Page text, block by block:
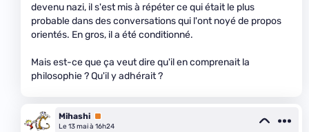
devenu nazi, il s'est mis à répéter ce qui était le plus
probable dans des conversations qui l'ont noyé de propos
orientés. En gros, il a été conditionné.
Mais est-ce que ça veut dire qu'il en comprenait la
philosophie ? Qu'il y adhérait ?
Mihashi Premium
Le 13 mai à 16h24